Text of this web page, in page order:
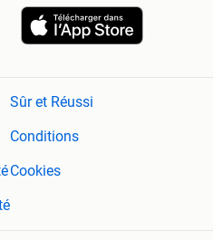
Sûr et Réussi
Conditions
Cookies